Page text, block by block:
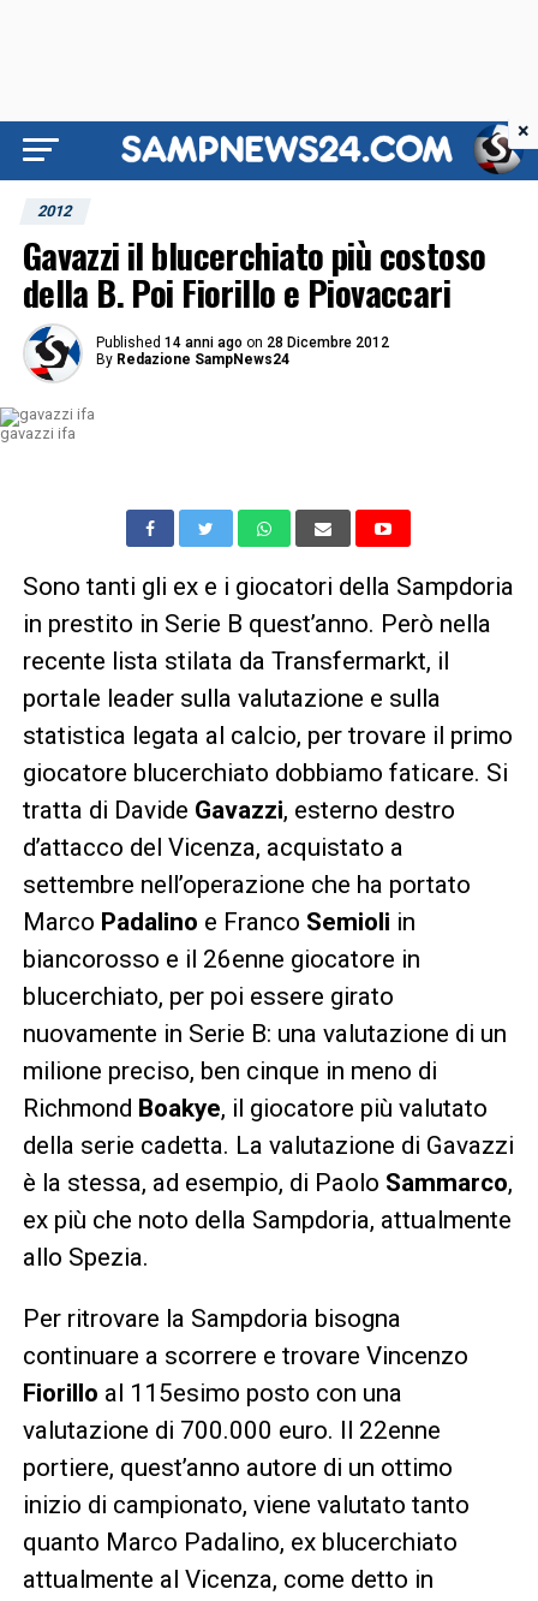
2012
Gavazzi il blucerchiato più costoso
della B. Poi Fiorillo e Piovaccari
Published 14 anni ago on 28 Dicembre 2012
By Redazione SampNews24
gavazzi ifa
Sono tanti gli ex e i giocatori della Sampdoria
in prestito in Serie B quest’anno. Però nella
recente lista stilata da Transfermarkt, il
portale leader sulla valutazione e sulla
statistica legata al calcio, per trovare il primo
giocatore blucerchiato dobbiamo faticare. Si
tratta di Davide Gavazzi, esterno destro
d’attacco del Vicenza, acquistato a
settembre nell’operazione che ha portato
Marco Padalino e Franco Semioli in
biancorosso e il 26enne giocatore in
blucerchiato, per poi essere girato
nuovamente in Serie B: una valutazione di un
milione preciso, ben cinque in meno di
Richmond Boakye, il giocatore più valutato
della serie cadetta. La valutazione di Gavazzi
è la stessa, ad esempio, di Paolo Sammarco,
ex più che noto della Sampdoria, attualmente
allo Spezia.
Per ritrovare la Sampdoria bisogna
continuare a scorrere e trovare Vincenzo
Fiorillo al 115esimo posto con una
valutazione di 700.000 euro. Il 22enne
portiere, quest’anno autore di un ottimo
inizio di campionato, viene valutato tanto
quanto Marco Padalino, ex blucerchiato
attualmente al Vicenza, come detto in
×